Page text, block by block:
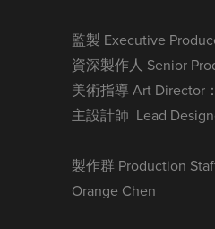
監製 Executive
資深製作人 Senior
美術指導 Art Director
主設計師 Lead
製作群 Production
Orange Chen